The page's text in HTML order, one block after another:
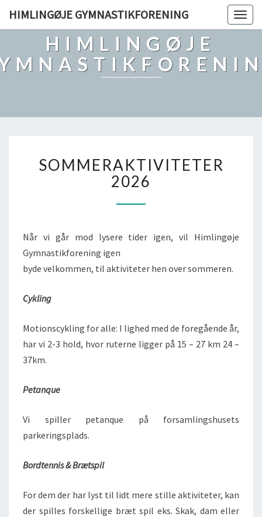
HIMLINGØJE GYMNASTIKFORENING
HIMLINGØJE
2026
SOMMERAKTIVITETER
2026
Når vi går mod lysere tider igen, vil Himlingøje
Gymnastikforening igen
byde velkommen, til aktiviteter hen over sommeren.
Cykling
Motionscykling for alle: I lighed med de foregående år,
har vi 2-3 hold, hvor ruterne ligger på 15 – 27 km 24 –
37km.
Petanque
Vi spiller petanque på forsamlingshusets
parkeringsplads.
Bordtennis & Brætspil
For dem der har lyst til lidt mere stille aktiviteter, kan
der spilles forskellige bræt spil eks. Skak, dam eller